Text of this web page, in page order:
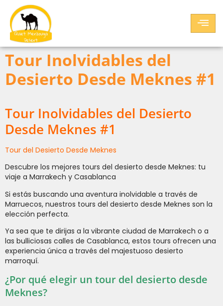
Tour Inolvidables del
Desierto Desde Meknes #1
Tour Inolvidables del Desierto
Desde Meknes #1
Tour del Desierto Desde Meknes
Descubre los mejores tours del desierto desde Meknes: tu
viaje a Marrakech y Casablanca
Si estás buscando una aventura inolvidable a través de
Marruecos, nuestros tours del desierto desde Meknes son la
elección perfecta.
Ya sea que te dirijas a la vibrante ciudad de Marrakech o a
las bulliciosas calles de Casablanca, estos tours ofrecen una
experiencia única a través del majestuoso desierto
marroquí.
¿Por qué elegir un tour del desierto desde
Meknes?